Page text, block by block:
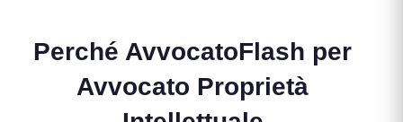
Perché AvvocatoFlash per
Avvocato Proprietà